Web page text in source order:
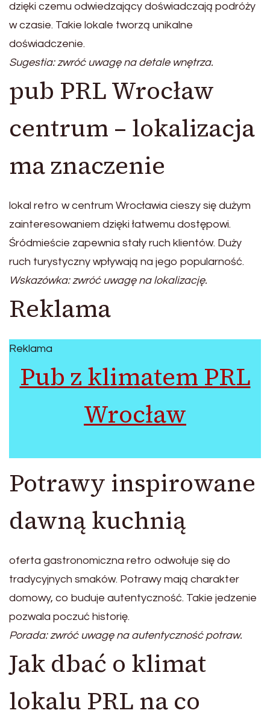
dzięki czemu odwiedzający doświadczają podróży
w czasie. Takie lokale tworzą unikalne
doświadczenie.
Sugestia: zwróć uwagę na detale wnętrza.
pub PRL Wrocław
centrum – lokalizacja
ma znaczenie
lokal retro w centrum Wrocławia cieszy się dużym
zainteresowaniem dzięki łatwemu dostępowi.
Śródmieście zapewnia stały ruch klientów. Duży
ruch turystyczny wpływają na jego popularność.
Wskazówka: zwróć uwagę na lokalizację.
Reklama
Reklama
Pub z klimatem PRL
Wrocław
Potrawy inspirowane
dawną kuchnią
oferta gastronomiczna retro odwołuje się do
tradycyjnych smaków. Potrawy mają charakter
domowy, co buduje autentyczność. Takie jedzenie
pozwala poczuć historię.
Porada: zwróć uwagę na autentyczność potraw.
Jak dbać o klimat
lokalu PRL na co